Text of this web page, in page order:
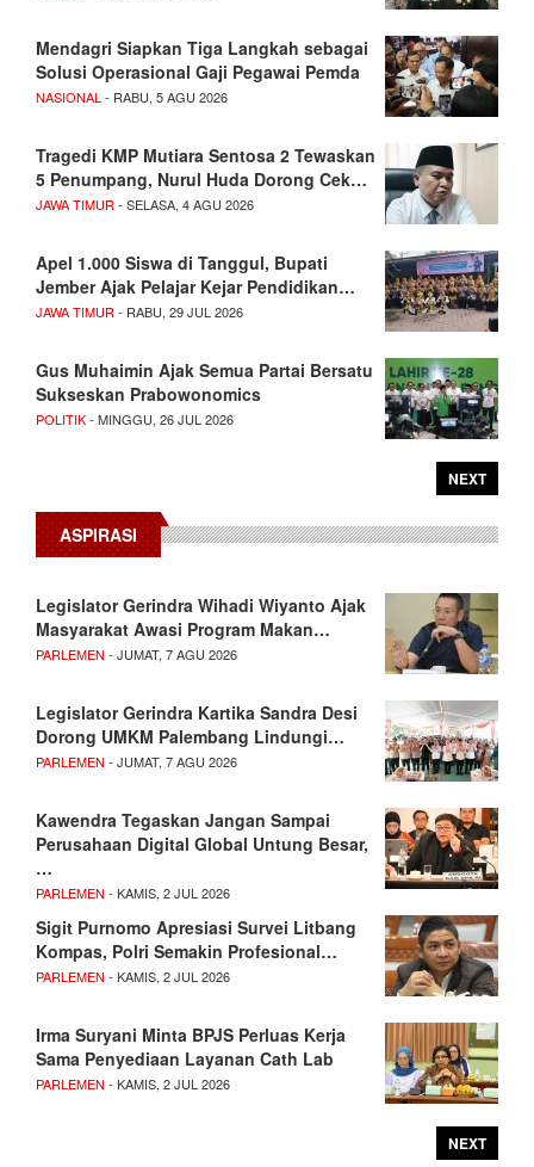
Mendagri Siapkan Tiga Langkah sebagai
Solusi Operasional Gaji Pegawai Pemda
NASIONAL - RABU, 5 AGU 2026
Tragedi KMP Mutiara Sentosa 2 Tewaskan
5 Penumpang, Nurul Huda Dorong Cek…
JAWA TIMUR - SELASA, 4 AGU 2026
Apel 1.000 Siswa di Tanggul, Bupati
Jember Ajak Pelajar Kejar Pendidikan…
JAWA TIMUR - RABU, 29 JUL 2026
Gus Muhaimin Ajak Semua Partai Bersatu
Sukseskan Prabowonomics
POLITIK- MINGGU, 26 JUL 2026
NEXT
ASPIRASI
Legislator Gerindra Wihadi Wiyanto Ajak
Masyarakat Awasi Program Makan…
PARLEMEN - JUMAT, 7 AGU 2026
Legislator Gerindra Kartika Sandra Desi
Dorong UMKM Palembang Lindungi…
PARLEMEN - JUMAT, 7 AGU 2026
Kawendra Tegaskan Jangan Sampai
Perusahaan Digital Global Untung Besar,
…
PARLEMEN - KAMIS, 2 JUL 2026
Sigit Purnomo Apresiasi Survei Litbang
Kompas, Polri Semakin Profesional…
PARLEMEN - KAMIS, 2 JUL 2026
Irma Suryani Minta BPJS Perluas Kerja
Sama Penyediaan Layanan Cath Lab
PARLEMEN - KAMIS, 2 JUL 2026
NEXT